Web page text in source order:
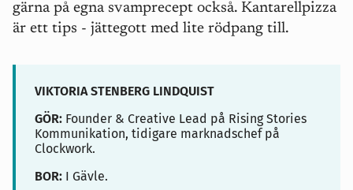
gärna på egna svamprecept också. Kantarellpizza
är ett tips - jättegott med lite rödpang till.
VIKTORIA STENBERG LINDQUIST
GÖR: Founder & Creative Lead på Rising Stories
Kommunikation, tidigare marknadschef på
Clockwork.
BOR: I Gävle.